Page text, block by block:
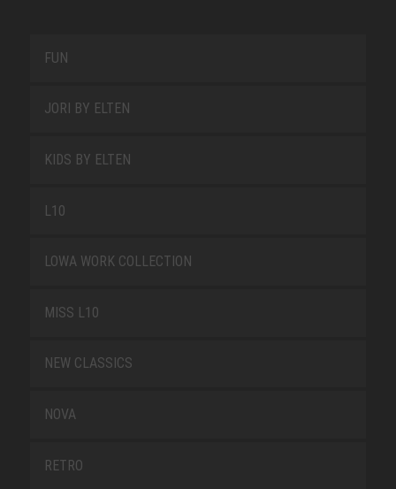
FUN
JORI BY ELTEN
KIDS BY ELTEN
L10
LOWA WORK COLLECTION
MISS L10
NEW CLASSICS
NOVA
RETRO